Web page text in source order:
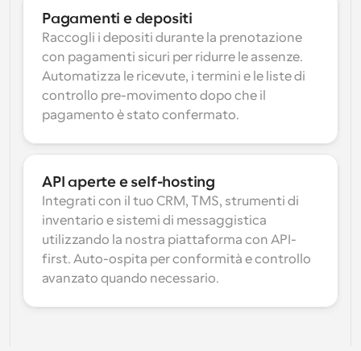
Pagamenti e depositi
Raccogli i depositi durante la prenotazione
con pagamenti sicuri per ridurre le assenze.
Automatizza le ricevute, i termini e le liste di
controllo pre-movimento dopo che il
pagamento è stato confermato.
API aperte e self-hosting
Integrati con il tuo CRM, TMS, strumenti di
inventario e sistemi di messaggistica
utilizzando la nostra piattaforma con API-
first. Auto-ospita per conformità e controllo
avanzato quando necessario.